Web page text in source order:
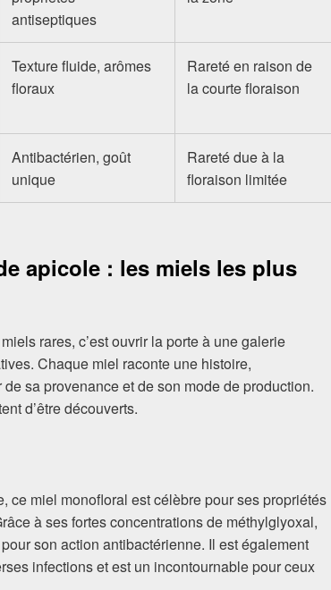
antiseptiques
Texture fluide, arômes
floraux
Rareté en raison de
la courte floraison
Antibactérien, goût
unique
Rareté due à la
floraison limitée
apicole : les miels les plus
rares, c’est ouvrir la porte à une galerie
Chaque miel raconte une histoire,
sa provenance et de son mode de production.
d’être découverts.
ce miel monofloral est célèbre pour ses propriétés
à ses fortes concentrations de méthylglyoxal,
son action antibactérienne. Il est également
infections et est un incontournable pour ceux